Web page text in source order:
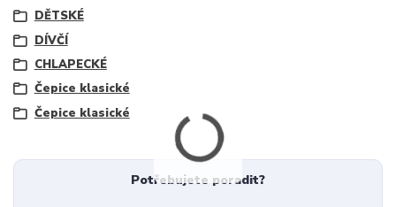
DĚTSKÉ
DÍVČÍ
CHLAPECKÉ
Čepice klasické
Čepice klasické
Potřebujete poradit?